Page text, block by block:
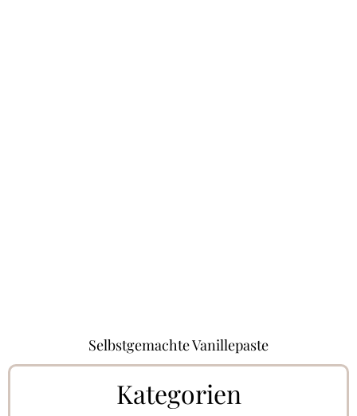
Selbstgemachte Vanillepaste
Kategorien